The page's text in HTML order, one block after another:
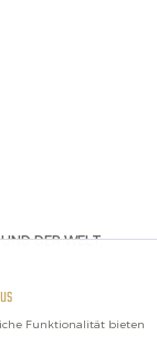
DER WELT.
Funktionalität bieten